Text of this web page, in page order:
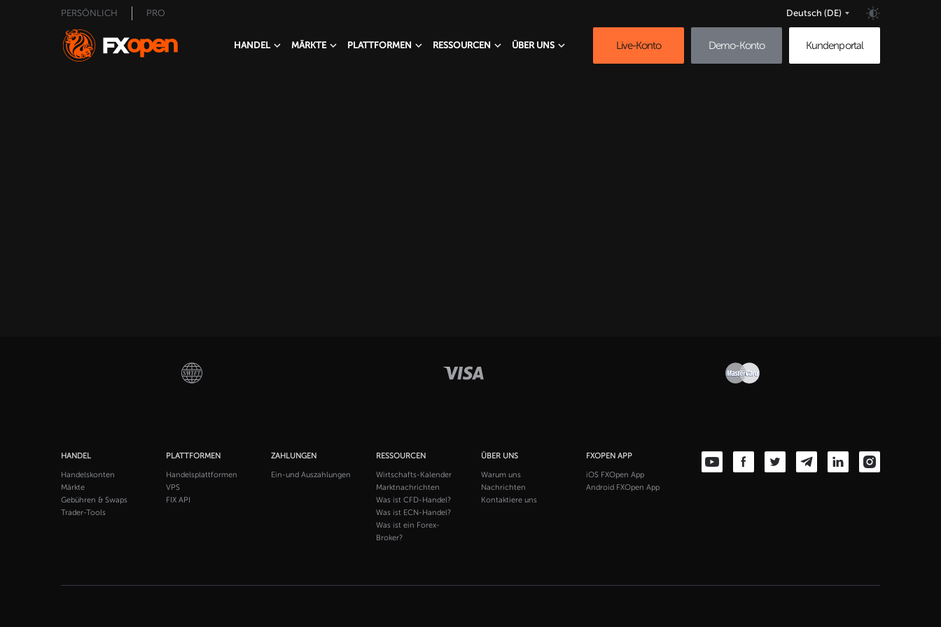
PERSÖNLICH PRO Deutsch (DE)
HANDEL MÄRKTE PLATTFORMEN RESSOURCEN ÜBER UNS Live-Konto Demo-Konto Kundenportal
HANDEL
Handelskonten
Märkte
Gebühren & Swaps
Trader-Tools
PLATTFORMEN
Handelsplattformen
VPS
FIX API
ZAHLUNGEN
Ein-und Auszahlungen
RESSOURCEN
Wirtschafts-Kalender
Marktnachrichten
Was ist CFD-Handel?
Was ist ECN-Handel?
Was ist ein Forex-
Broker?
ÜBER UNS
Warum uns
Nachrichten
Kontaktiere uns
FXOPEN APP
iOS FXOpen App
Android FXOpen App